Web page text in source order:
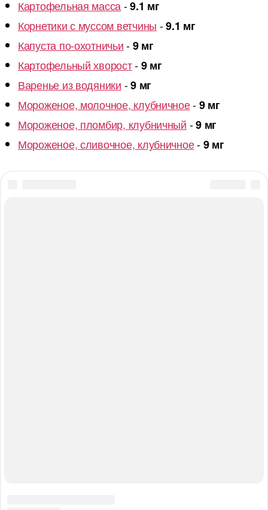
Картофельная масса-9.1 мг
Корнетики с муссом ветчины -9.1 мг
Капуста по-охотничьи-9 мг
Картофельный хворост-9 мг
Варенье из водяники -9 мг
Мороженое, молочное, клубничное-9 мг
Мороженое, пломбир, клубничный -9 мг
Мороженое, сливочное, клубничное-9 мг